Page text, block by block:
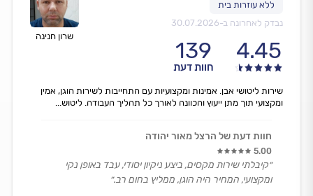
שרון חנינה
נבדק לאחרונה ב-30.07.2026
4.45
139
חוות דעת
שירות ליטושי אבן. אמינות ומקצועיות עם התחייבות לשירות הוגן, אמין
ומקצועי תוך מתן ייעוץ והכוונה לאורך כל תהליך העבודה. ליטוש...
חוות דעת של הרצל מאור יהודה
5.00
״קיבלתי שירות מקסים, ביצע ניקיון יסודי, עבד באופן נקי
ומקצועי, המחיר היה הוגן, ממליץ בחום רב.״